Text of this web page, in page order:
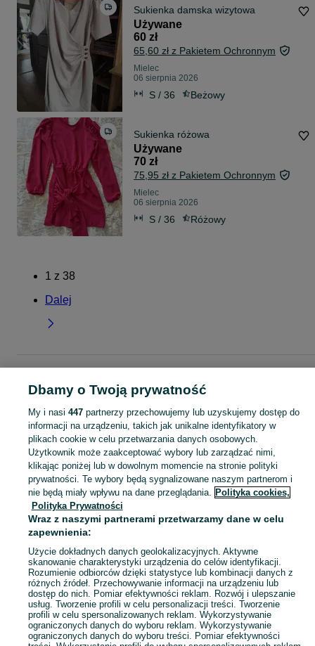
Sukienka damska wizytowa
Używane
60 zł
65,60 zł z Pakietem Ochronnym
Mielec
06 sierpnia 2026
S / 36 Beżowy
Sukienka różowa
Używane
70 zł
75,95 zł z Pakietem Ochronnym
Mielec
06 sierpnia 2026
S / 36 Różowy
1 z 38
Dalej
Suknie wieczorowe - Podkarpackie
Suknie wieczorowe - Mielec
KATEGORIA
Szeroki wybór sukni wieczorowych damskich Mielec ▶️ Nowe i używane w dobrych cenach ✌ Przeglądaj i wybierz najlepszą ofertę na OLX.pl! Zobacz
Mapa kategorii
Mapa miejscowości
Mapa ministron
Popularne wyszukiwania
Dbamy o Twoją prywatność
My i nasi 447partnerzy przechowujemy lub uzyskujemy dostęp do
informacji na urządzeniu, takich jak unikalne identyfikatory w
plikach cookie w celu przetwarzania danych osobowych.
Użytkownik może zaakceptować wybory lub zarządzać nimi,
klikając poniżej lub w dowolnym momencie na stronie polityki
prywatności. Te wybory będą sygnalizowane naszym partnerom i
nie będą miały wpływu na dane przeglądania. Polityka cookies,
Polityka Prywatności
Wraz z naszymi partnerami przetwarzamy dane w celu
zapewnienia:
Użycie dokładnych danych geolokalizacyjnych. Aktywne
skanowanie charakterystyki urządzenia do celów identyfikacji.
Rozumienie odbiorców dzięki statystyce lub kombinacji danych z
różnych źródeł. Przechowywanie informacji na urządzeniu lub
dostęp do nich. Pomiar efektywności reklam. Rozwój i ulepszanie
usług. Tworzenie profili w celu personalizacji treści. Tworzenie
profili w celu spersonalizowanych reklam. Wykorzystywanie
ograniczonych danych do wyboru reklam. Wykorzystywanie
ograniczonych danych do wyboru treści. Pomiar efektywności